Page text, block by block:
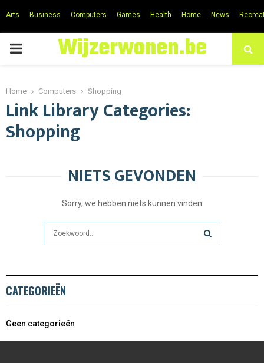
Arts Business Computers Games Health Home News
PRIMARYWijzerwonen.be
Home Computers Shopping
Link Library Categories:
Shopping
NIETS GEVONDEN
Sorry, we hebben niets kunnen vinden
CATEGORIEËN
Geen categorieën